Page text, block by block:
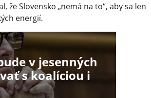
Slovensko „nemá na to“, aby sa len
energií.
v jesenných
s koalíciou i